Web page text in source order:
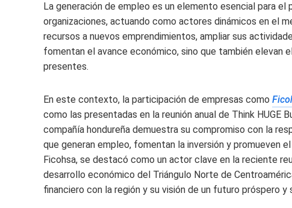
La generación de empleo es un elemento esencial para el
organizaciones, actuando como actores dinámicos en el
recursos a nuevos emprendimientos, ampliar sus
fomentan el avance económico, sino que también elevan
presentes.
En este contexto, la participación de empresas como
como las presentadas en la reunión anual de Think HUGE
compañía hondureña demuestra su compromiso con la
que generan empleo, fomentan la inversión y promueven
Ficohsa, se destacó como un actor clave en la reciente
desarrollo económico del Triángulo Norte de
financiero con la región y su visión de un futuro próspero y